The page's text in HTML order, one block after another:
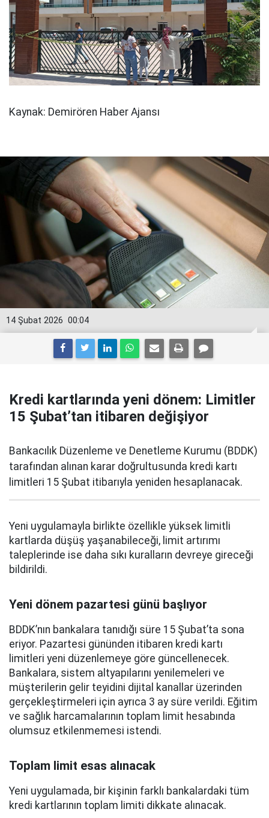
Kaynak: Demirören Haber Ajansı
00:04
14 Şubat 2026
Kredi kartlarında yeni dönem: Limitler
15 Şubat’tan itibaren değişiyor
Bankacılık Düzenleme ve Denetleme Kurumu (BDDK)
tarafından alınan karar doğrultusunda kredi kartı
limitleri 15 Şubat itibarıyla yeniden hesaplanacak.
Yeni uygulamayla birlikte özellikle yüksek limitli
kartlarda düşüş yaşanabileceği, limit artırımı
taleplerinde ise daha sıkı kuralların devreye gireceği
bildirildi.
Yeni dönem pazartesi günü başlıyor
BDDK’nın bankalara tanıdığı süre 15 Şubat’ta sona
eriyor. Pazartesi gününden itibaren kredi kartı
limitleri yeni düzenlemeye göre güncellenecek.
Bankalara, sistem altyapılarını yenilemeleri ve
müşterilerin gelir teyidini dijital kanallar üzerinden
gerçekleştirmeleri için ayrıca 3 ay süre verildi. Eğitim
ve sağlık harcamalarının toplam limit hesabında
olumsuz etkilenmemesi istendi.
Toplam limit esas alınacak
Yeni uygulamada, bir kişinin farklı bankalardaki tüm
kredi kartlarının toplam limiti dikkate alınacak.